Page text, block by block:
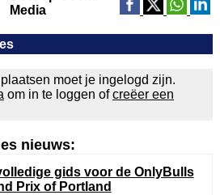
Media
moet je ingelogd zijn.
om in te loggen ofcreëer een
nieuws:
gids voor de OnlyBulls
Prix of Portland